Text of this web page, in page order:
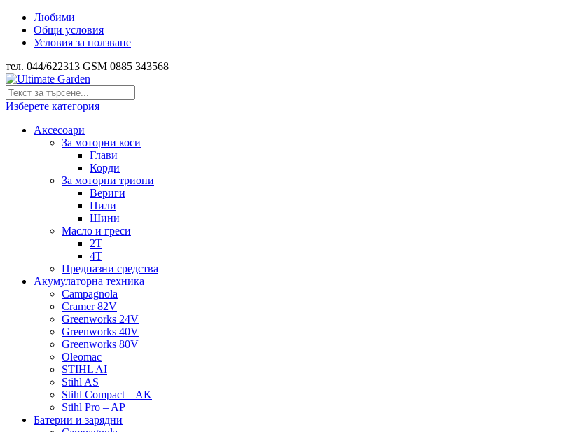
Любими
Общи условия
Условия за ползване
тел. 044/622313 GSM 0885 343568
Изберете категория
Аксесоари
За моторни коси
Глави
Корди
За моторни триони
Вериги
Пили
Шини
Масло и греси
2Т
4Т
Предпазни средства
Акумулаторна техника
Campagnola
Cramer 82V
Greenworks 24V
Greenworks 40V
Greenworks 80V
Oleomac
STIHL AI
Stihl AS
Stihl Compact – AK
Stihl Pro – AP
Батерии и зарядни